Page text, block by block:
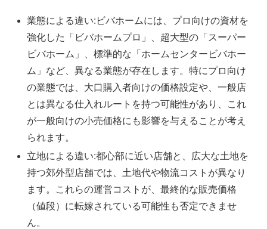
業態による違い:ビバホームには、プロ向けの資材を
強化した「ビバホームプロ」、超大型の「スーパー
ビバホーム」、標準的な「ホームセンタービバホー
ム」など、異なる業態が存在します。特にプロ向け
の業態では、大口購入者向けの価格設定や、一般店
とは異なる仕入れルートを持つ可能性があり、これ
が一般向けの小売価格にも影響を与えることが考え
られます。
立地による違い:都心部に近い店舗と、広大な土地を
持つ郊外型店舗では、土地代や物流コストが異なり
ます。これらの運営コストが、最終的な販売価格
（値段）に転嫁されている可能性も否定できませ
ん。